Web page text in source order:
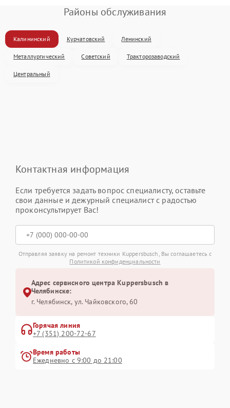
Районы обслуживания
Калининский Курчатовский Ленинский
Металлургический Советский Тракторозаводский
Центральный
Контактная информация
Если требуется задать вопрос специалисту, оставьте
свои данные и дежурный специалист с радостью
проконсультирует Вас!
Отправляя заявку на ремонт техники Kuppersbusch, Вы соглашаетесь с
Политикой конфиденциальности
Адрес сервисного центра Kuppersbusch в
Челябинске:
г. Челябинск, ул. Чайковского, 60
Горячая линия
+7 (351) 200-72-67
Время работы
Ежедневно с 9:00 до 21:00